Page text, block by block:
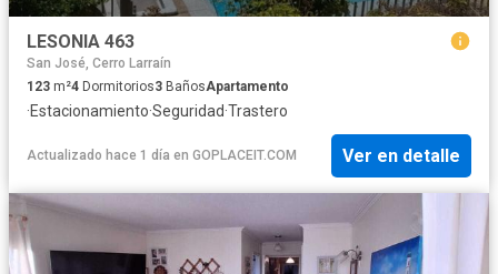
LESONIA 463
San José, Cerro Larraín
123 m²4 Dormitorios3 BañosApartamento
·Estacionamiento·Seguridad·Trastero
Actualizado hace 1 día en GOPLACEIT.COM Ver en detalle